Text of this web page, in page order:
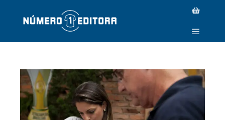
_MG_4550